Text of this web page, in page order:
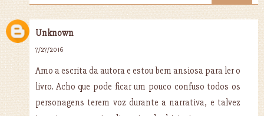
Unknown
7/27/2016
Amo a escrita da autora e estou bem ansiosa para ler o
livro. Acho que pode ficar um pouco confuso todos os
personagens terem voz durante a narrativa, e talvez